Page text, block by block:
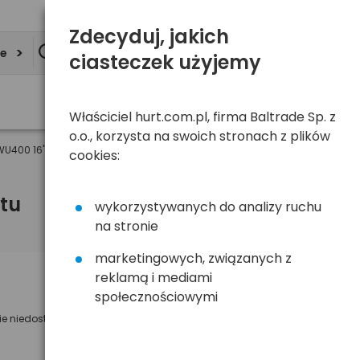
16" 400mm mocowanie: U-Type (1szt)
niedostępny
Powiadom mnie o dostępności
Zdecyduj, jakich
ciasteczek użyjemy
Właściciel hurt.com.pl, firma Baltrade Sp. z
o.o., korzysta na swoich stronach z plików
cookies:
wykorzystywanych do analizy ruchu
na stronie
marketingowych, związanych z
reklamą i mediami
społecznościowymi